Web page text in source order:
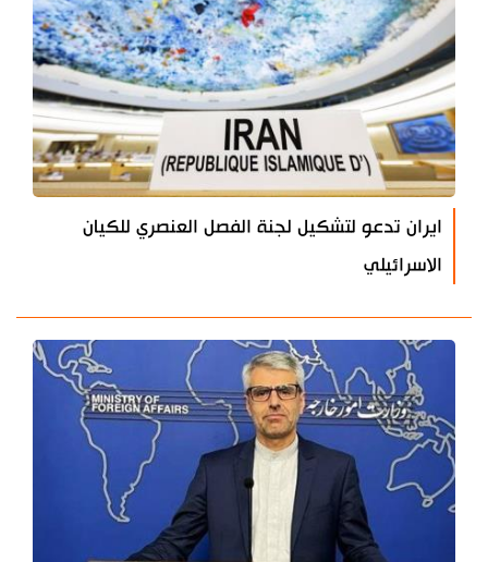
ايران تدعو لتشكيل لجنة الفصل العنصري للكيان
الاسرائيلي